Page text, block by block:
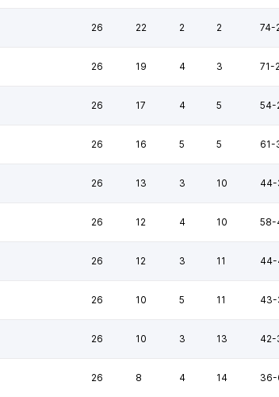
26 22 2 2 74-
26 19 4 3 71-
26 17 4 5 54-
26 16 5 5 61-
26 13 3 10 44-
26 12 4 10 58-
26 12 3 11
26 10 5 11 43-
26 10 3 13 42-
26 8 4 14 36-